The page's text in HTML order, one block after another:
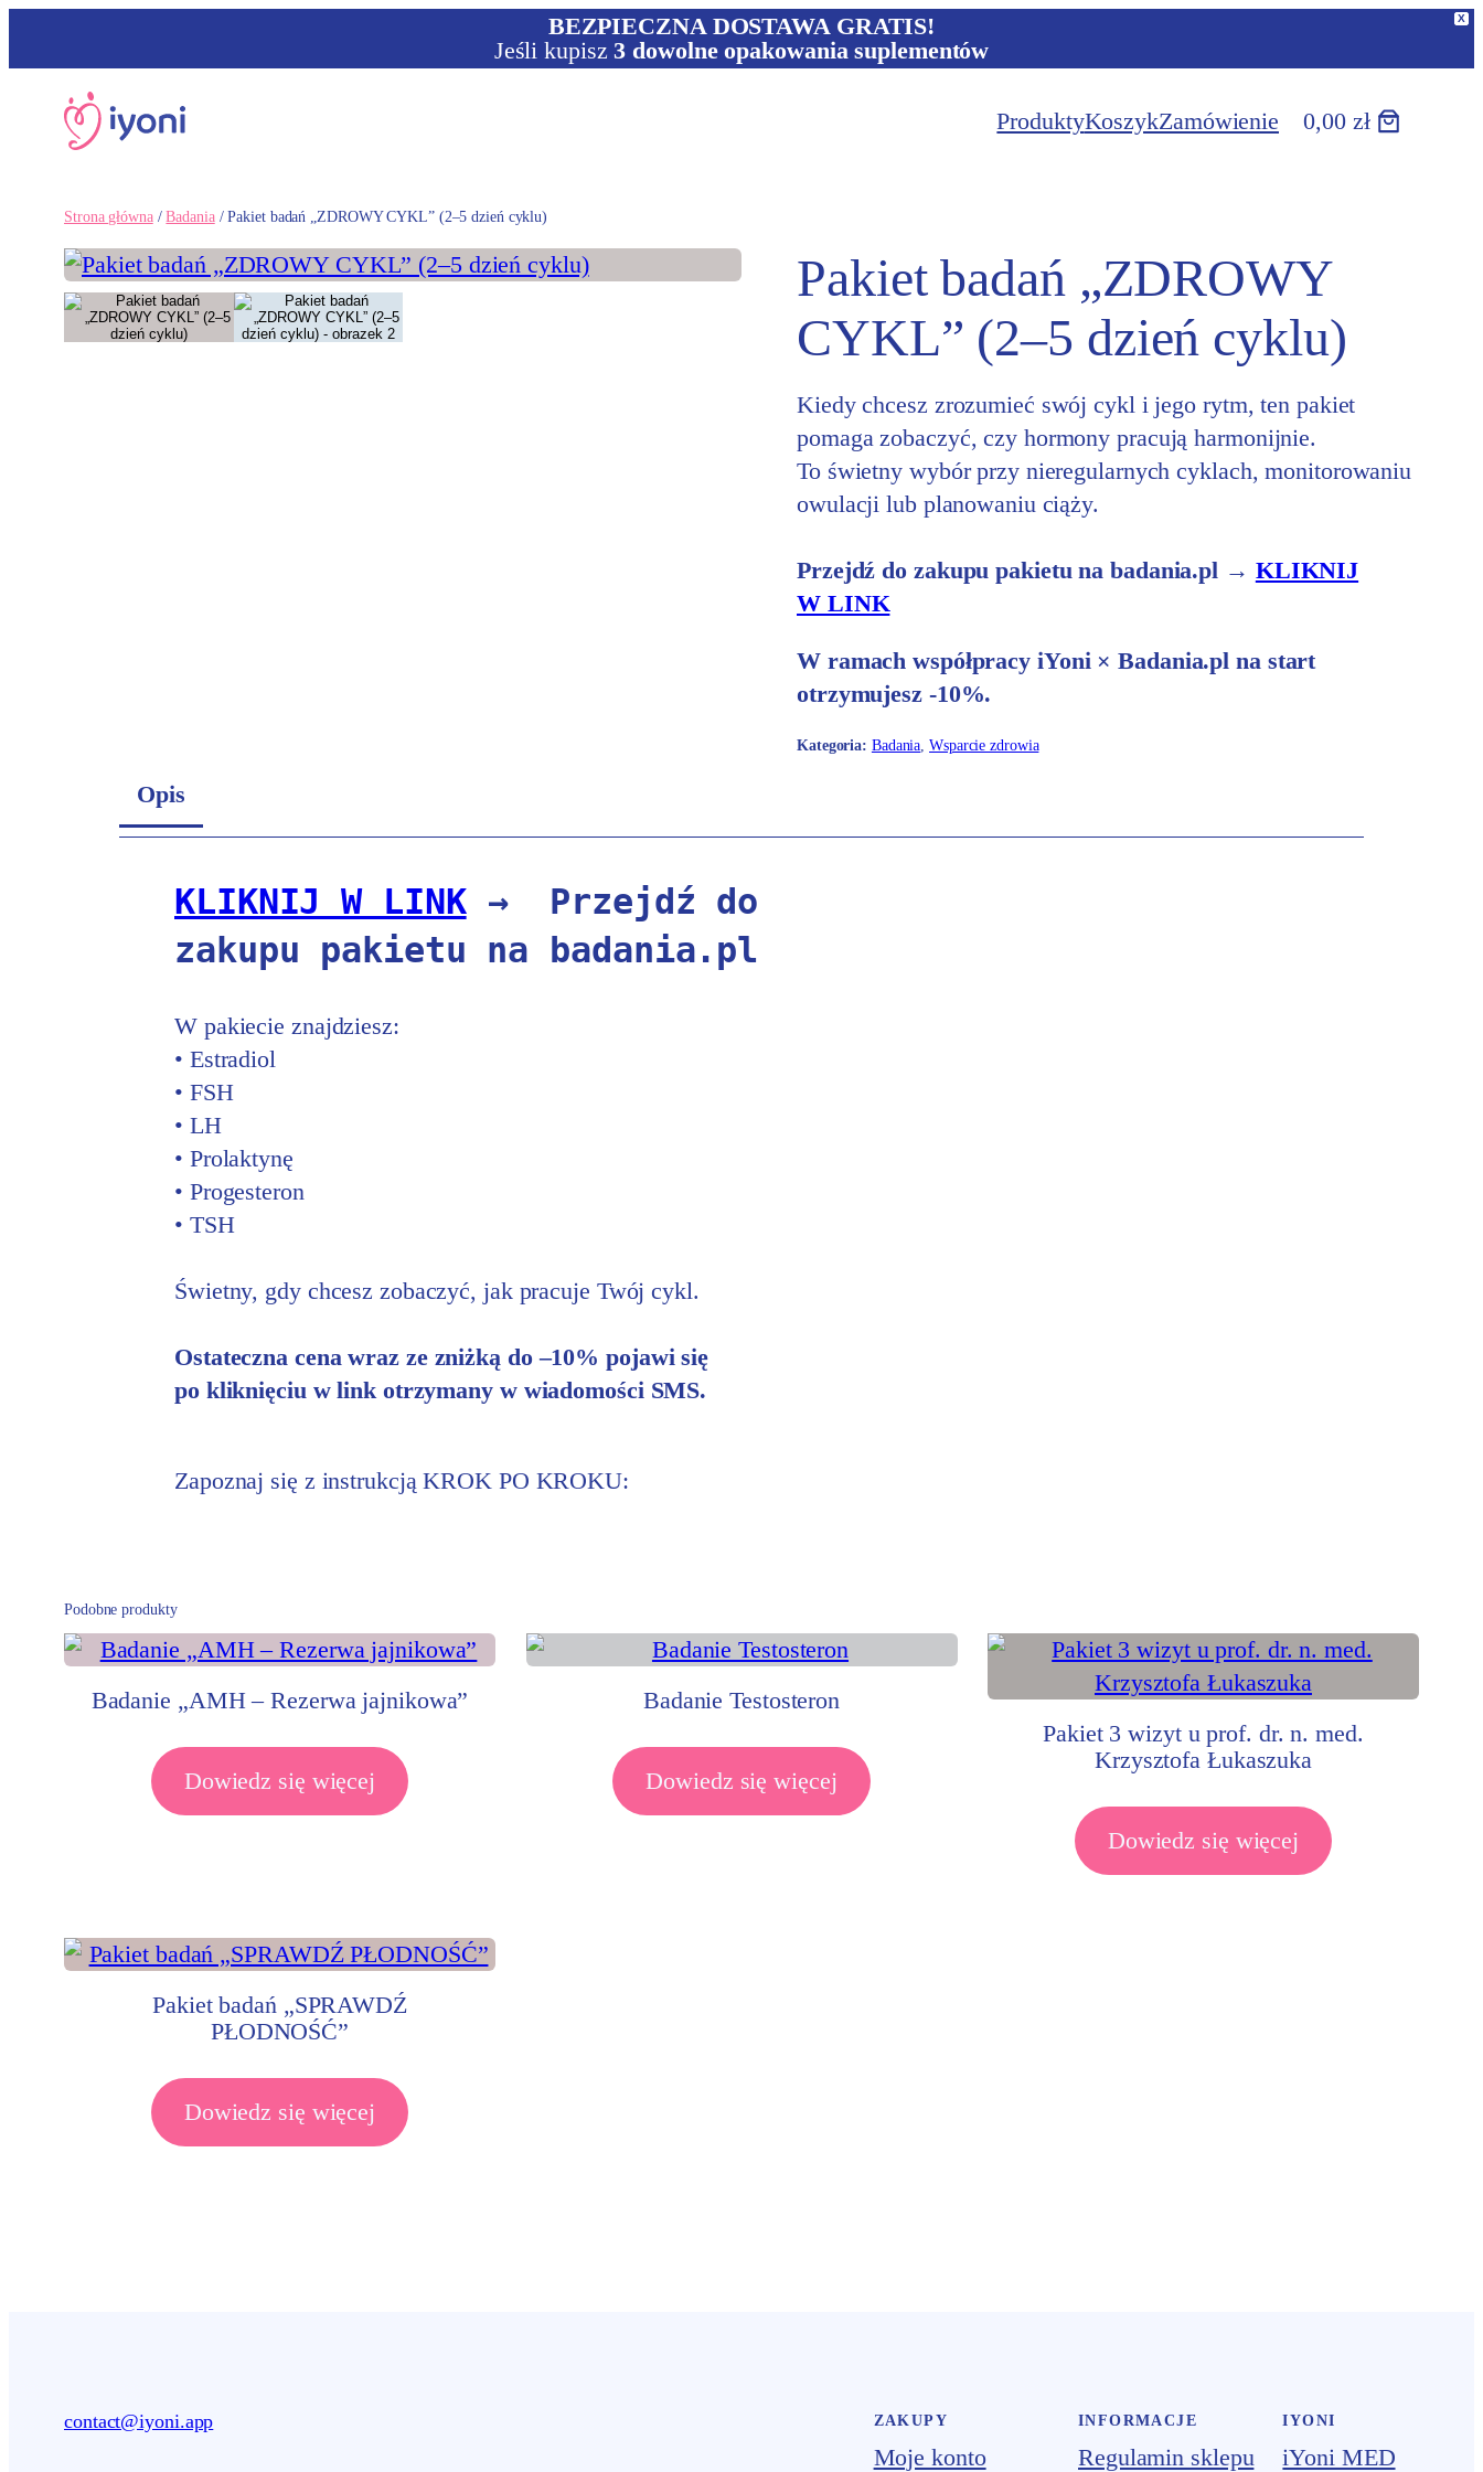
X
BEZPIECZNA DOSTAWA GRATIS!
Jeśli kupisz3 dowolne opakowania suplementów
ProduktyKoszykZamówienie 0,00 zł
Strona główna/Badania/Pakiet badań „ZDROWY CYKL” (2–5 dzień cyklu)
Pakiet badań „ZDROWY
CYKL” (2–5 dzień cyklu)
Kiedy chcesz zrozumieć swój cykl i jego rytm, ten pakiet
pomaga zobaczyć, czy hormony pracują harmonijnie.
To świetny wybór przy nieregularnych cyklach, monitorowaniu
owulacji lub planowaniu ciąży.
Przejdź do zakupu pakietu na badania.pl → KLIKNIJ
W LINK
W ramach współpracy iYoni × Badania.pl na start
otrzymujesz -10%.
Kategoria: Badania,Wsparcie zdrowia
Opis
KLIKNIJ W LINK →
Przejdź do
zakupu pakietu na badania.pl
W pakiecie znajdziesz:
• Estradiol
• FSH
• LH
• Prolaktynę
• Progesteron
• TSH
Świetny, gdy chcesz zobaczyć, jak pracuje Twój cykl.
Ostateczna cena wraz ze zniżką do –10% pojawi się
po kliknięciu w link otrzymany w wiadomości SMS.
Zapoznaj się z instrukcją KROK PO KROKU:
Podobne produkty
Badanie „AMH – Rezerwa jajnikowa”
Dowiedz się więcej
Badanie Testosteron
Dowiedz się więcej
Pakiet 3 wizyt u prof. dr. n. med.
Krzysztofa Łukaszuka
Dowiedz się więcej
Pakiet badań „SPRAWDŹ
PŁODNOŚĆ”
Dowiedz się więcej
contact@iyoni.app ZAKUPY
Moje konto
INFORMACJE
Regulamin sklepu
IYONI
iYoni MED